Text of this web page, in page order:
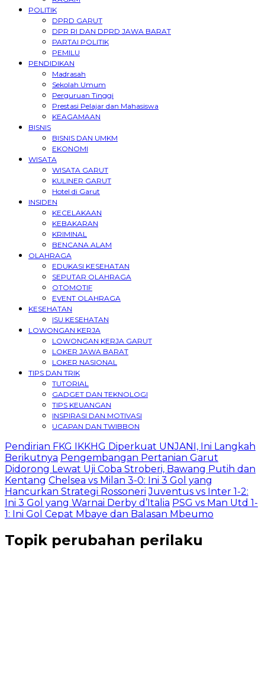
POLITIK
DPRD GARUT
DPR RI DAN DPRD JAWA BARAT
PARTAI POLITIK
PEMILU
PENDIDIKAN
Madrasah
Sekolah Umum
Perguruan Tinggi
Prestasi Pelajar dan Mahasiswa
KEAGAMAAN
BISNIS
BISNIS DAN UMKM
EKONOMI
WISATA
WISATA GARUT
KULINER GARUT
Hotel di Garut
INSIDEN
KECELAKAAN
KEBAKARAN
KRIMINAL
BENCANA ALAM
OLAHRAGA
EDUKASI KESEHATAN
SEPUTAR OLAHRAGA
OTOMOTIF
EVENT OLAHRAGA
KESEHATAN
ISU KESEHATAN
LOWONGAN KERJA
LOWONGAN KERJA GARUT
LOKER JAWA BARAT
LOKER NASIONAL
TIPS DAN TRIK
TUTORIAL
GADGET DAN TEKNOLOGI
TIPS KEUANGAN
INSPIRASI DAN MOTIVASI
UCAPAN DAN TWIBBON
Pendirian FKG IKKHG Diperkuat UNJANI, Ini Langkah
Berikutnya Pengembangan Pertanian Garut
Didorong Lewat Uji Coba Stroberi, Bawang Putih dan
Kentang Chelsea vs Milan 3-0: Ini 3 Gol yang
Hancurkan Strategi Rossoneri Juventus vs Inter 1-2:
Ini 3 Gol yang Warnai Derby d’Italia PSG vs Man Utd 1-
1: Ini Gol Cepat Mbaye dan Balasan Mbeumo
Topik perubahan perilaku